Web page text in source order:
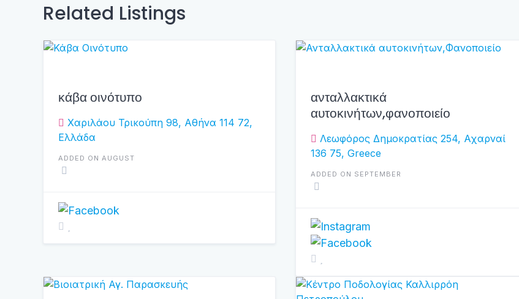
Related Listings
κάβα οινότυπο
Χαριλάου Τρικούπη 98, Αθήνα 114 72,
Ελλάδα
ADDED ON AUGUST
ανταλλακτικά
αυτοκινήτων,φανοποιείο
Λεωφόρος Δημοκρατίας 254, Αχαρναί
136 75, Greece
ADDED ON SEPTEMBER